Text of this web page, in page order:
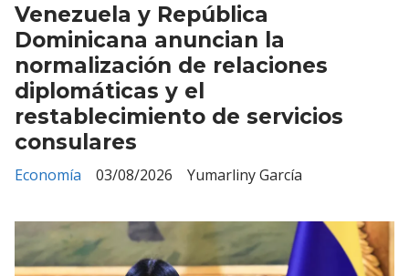
Venezuela y República
Dominicana anuncian la
normalización de relaciones
diplomáticas y el
restablecimiento de servicios
consulares
Yumarliny García
Economía 03/08/2026